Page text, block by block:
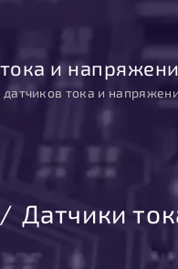
и
тока и
Датчики